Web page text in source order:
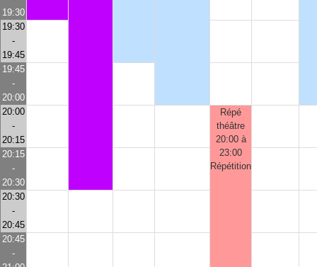
19:30
19:30
-
19:45
19:45
-
20:00
20:00
-
20:15
Répé
théâtre
20:00 à
23:00
Répétition
20:15
-
20:30
20:30
-
20:45
20:45
-